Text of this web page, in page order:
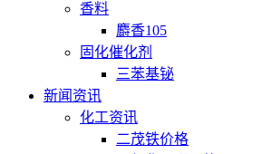
香料
麝香105
固化催化剂
三苯基铋
新闻资讯
化工资讯
二茂铁价格